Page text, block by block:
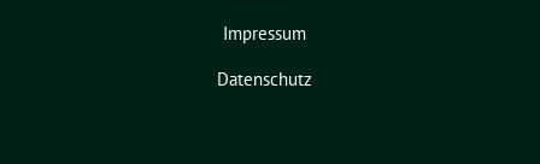
Impressum
Datenschutz